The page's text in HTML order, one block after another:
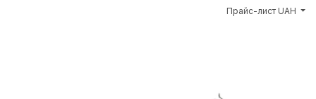
Прайс-лист UAH